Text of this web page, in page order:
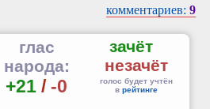
комментариев: 9
глас
народа:
+21 / -0
зачёт
незачёт
голос будет учтён
в рейтинге